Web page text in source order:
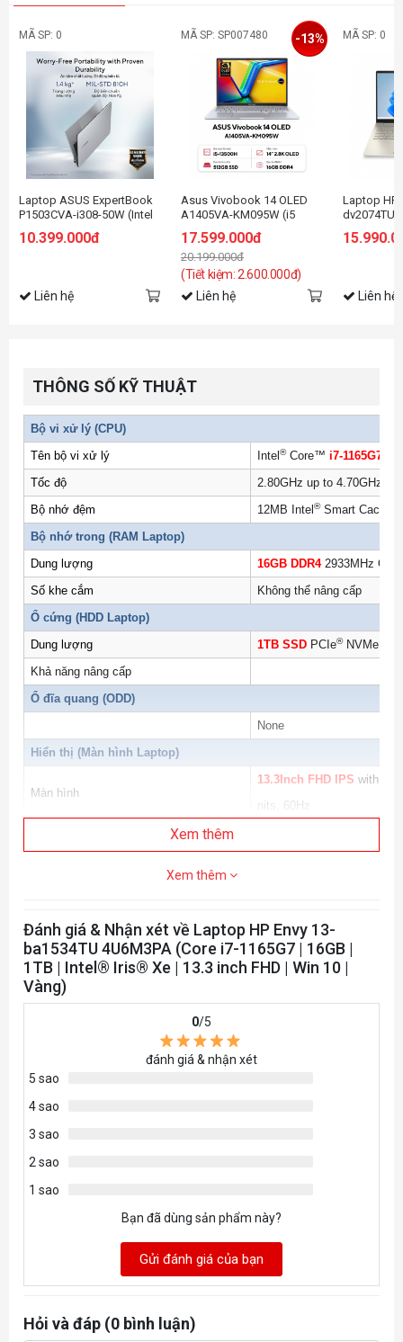
MÃ SP: 0
Laptop ASUS ExpertBook
P1503CVA-i308-50W (Intel
15.6 inch FHD | 8GB |
10.399.000đ
Liên hệ
MÃ SP: SP007480
Asus Vivobook 14 OLED
A1405VA-KM095W (i5
SSD/14 2.8K
Oled/Win11/Bạc/Chuột)
17.599.000đ
20.199.000đ
(Tiết kiệm: 2.600.000đ)
-13%
Liên hệ
MÃ SP: 0
Laptop HP
SSD/14
Liên hệ
THÔNG SỐ KỸ THUẬT
Bộ vi xử lý (CPU)
Tên bộ vi xử lý
Intel®Core™i7-1165G7
Tốc độ
2.80GHz up to 4.70GHz, 4
Bộ nhớ đệm
12MB Intel®Smart Cache
Bộ nhớ trong (RAM Laptop)
Dung lượng
16GB DDR42933MHz
Số khe cắm
Không thể nâng cấp
Ổ cứng (HDD Laptop)
Dung lượng
1TB SSD PCIe®NVMe™
Khả năng nâng cấp
Ổ đĩa quang (ODD)
None
Hiển thị (Màn hình Laptop)
Màn hình
13.3Inch FHD IPS with
nits, 60Hz
Kết nối (Network)
Wireless
Intel ®Wi-Fi 6 AX 201 (2x2)
Lan
Bàn Phím Laptop
USB Type-C® 10Gbps
and Charge)
Xem thêm
Xem thêm
Đánh giá & Nhận xét về Laptop HP Envy 13-
ba1534TU 4U6M3PA (Core i7-1165G7 | 16GB |
1TB | Intel® Iris® Xe | 13.3 inch FHD | Win 10 |
Vàng)
0/5
đánh giá & nhận xét
5 sao
4 sao
3 sao
2 sao
1 sao
Bạn đã dùng sản phẩm này?
Gửi đánh giá của bạn
Hỏi và đáp (0 bình luận)